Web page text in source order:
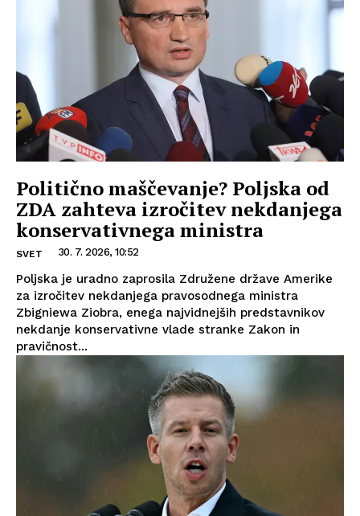
Politično maščevanje? Poljska od
ZDA zahteva izročitev nekdanjega
konservativnega ministra
SVET 30. 7. 2026, 10:52
Poljska je uradno zaprosila Združene države Amerike
za izročitev nekdanjega pravosodnega ministra
Zbigniewa Ziobra, enega najvidnejših predstavnikov
nekdanje konservativne vlade stranke Zakon in
pravičnost...